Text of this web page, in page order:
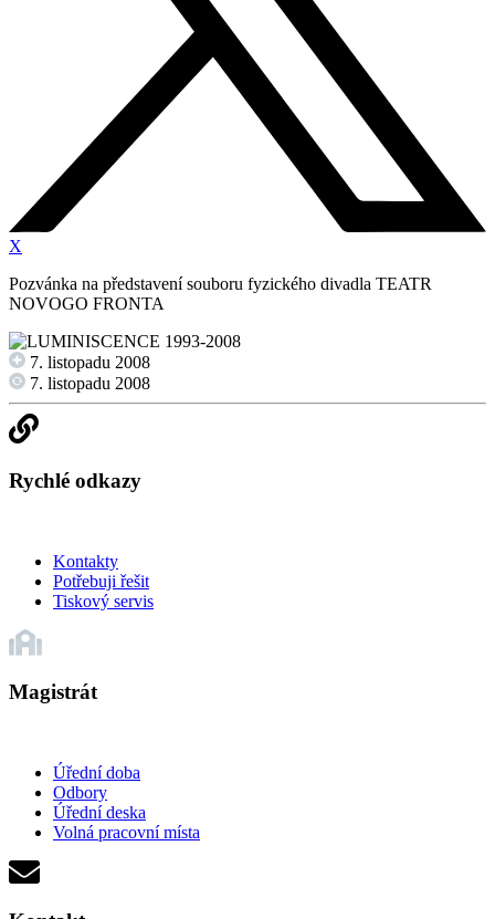
X
Pozvánka na představení souboru fyzického divadla TEATR
NOVOGO FRONTA
7. listopadu 2008
7. listopadu 2008
Rychlé odkazy
Kontakty
Potřebuji řešit
Tiskový servis
Magistrát
Úřední doba
Odbory
Úřední deska
Volná pracovní místa